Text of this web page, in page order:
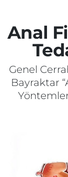
Anal
Genel
Bayraktar
Manşet
SAĞLIK
İletişim
Süper
Tüm
Son